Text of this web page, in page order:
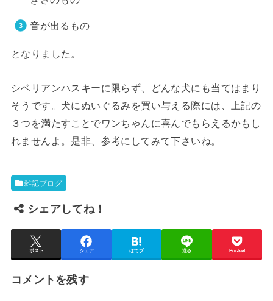
音が出るもの
となりました。
シベリアンハスキーに限らず、どんな犬にも当てはまり
そうです。犬にぬいぐるみを買い与える際には、上記の
３つを満たすことでワンちゃんに喜んでもらえるかもし
れませんよ。是非、参考にしてみて下さいね。
雑記ブログ
シェアしてね！
ポスト シェア はてブ 送る Pocket
コメントを残す